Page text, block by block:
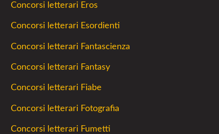
Concorsi letterari Eros
Concorsi letterari Esordienti
Concorsi letterari Fantascienza
Concorsi letterari Fantasy
Concorsi letterari Fiabe
Concorsi letterari Fotografia
Concorsi letterari Fumetti